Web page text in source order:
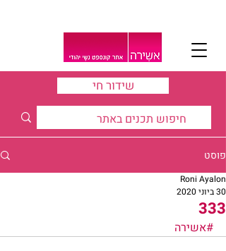
שידור חי
פוסט
333
Roni Ayalon
30 ביוני 2020
#אשירה